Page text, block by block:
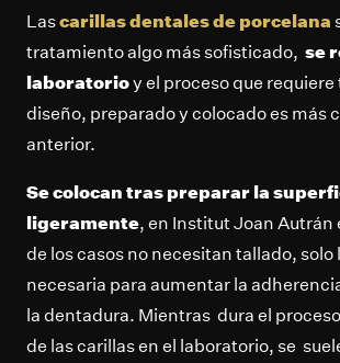
Lascarillas dentales de porcelana
tratamiento algo más sofisticado, se
laboratorioy el proceso que requiere
diseño, preparado y colocado es más
anterior.
Se colocan tras preparar la
ligeramente, en Institut Joan Autrán
de los casos no necesitan tallado,
necesaria para aumentar la
la dentadura. Mientras dura el
de las carillas en el laboratorio, se